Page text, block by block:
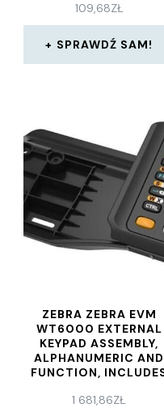
109,68ZŁ
SPRAWDŹ SAM!
ZEBRA ZEBRA EVM
WT6000 EXTERNAL
KEYPAD ASSEMBLY,
ALPHANUMERIC AND
FUNCTION,
1 681,86ZŁ